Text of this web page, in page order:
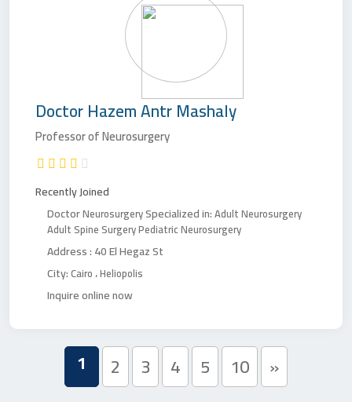
DoctorHazem Antr Mashaly
Professor of Neurosurgery
Recently Joined
DoctorNeurosurgerySpecialized in:Adult Neurosurgery
Adult Spine SurgeryPediatric Neurosurgery
Address :40 El Hegaz St
City:Cairo،Heliopolis
Inquire online now
1 2 3 4 5 10 »